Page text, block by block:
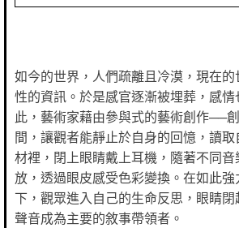
如今的世界，人們疏離且冷漠，現在
性的資訊。於是感官逐漸被埋葬，感
此，藝術家藉由參與式的藝術創作──
間，讓觀者能靜止於自身的回憶，讀
材裡，閉上眼睛戴上耳機，隨著不同
放，透過眼皮感受色彩變換。在如此
下，觀眾進入自己的生命反思，眼睛
聲音成為主要的敘事帶領者。